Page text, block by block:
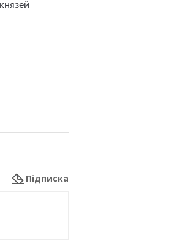
Підписка